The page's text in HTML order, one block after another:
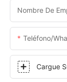
Nombre De
Teléfono/
Cargue